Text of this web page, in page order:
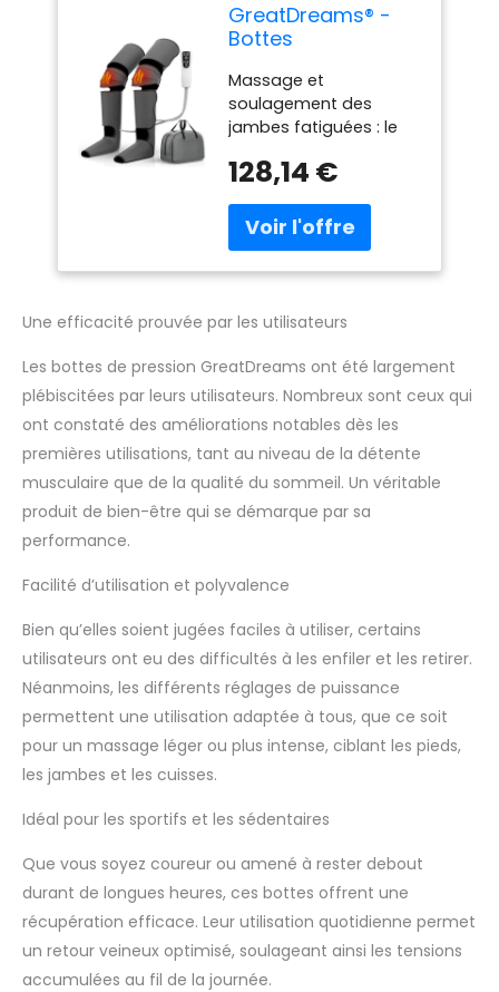
GreatDreams® -
Bottes
Jambes - Appareil
de Massage
Complet des
Jambes Avec
Chaleur - Massage
par Compression
Air - Soulagement
Lourdes - Douleurs
Musculaires et
Massage et
soulagement des
jambes fatiguées : le
GreatDreams utilise la
compression d'air pour
fournir un massage
profond qui soulage la
poches d'air à
gonflement et aide à
détendre les muscles
après de longues
heures d'activité
physique ou debout.
Avec ses multiples
niveaux d'intensité et
ses programmes de
circulation sanguine
dans les jambes,
réduire l'accumulation
d'acide lactique et
accélérer la
récupération
musculaire, offrant un
soulagement similaire
domicile. Technologie
avancée de
compression d'air : le
masseur de jambes
GreatDreams dispose
d'un système de
chambres à air qui
128,14 €
Une efficacité prouvée par les utilisateurs
Les bottes de pression GreatDreams ont été largement
plébiscitées par leurs utilisateurs. Nombreux sont ceux qui
ont constaté des améliorations notables dès les
premières utilisations, tant au niveau de la détente
musculaire que de la qualité du sommeil. Un véritable
produit de bien-être qui se démarque par sa
performance.
Facilité d’utilisation et polyvalence
Bien qu’elles soient jugées faciles à utiliser, certains
utilisateurs ont eu des difficultés à les enfiler et les retirer.
Néanmoins, les différents réglages de puissance
permettent une utilisation adaptée à tous, que ce soit
pour un massage léger ou plus intense, ciblant les pieds,
les jambes et les cuisses.
Idéal pour les sportifs et les sédentaires
Que vous soyez coureur ou amené à rester debout
durant de longues heures, ces bottes offrent une
récupération efficace. Leur utilisation quotidienne permet
un retour veineux optimisé, soulageant ainsi les tensions
accumulées au fil de la journée.